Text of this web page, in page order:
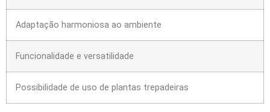
Adaptação harmoniosa ao ambiente
Funcionalidade e versatilidade
Possibilidade de uso de plantas trepadeiras